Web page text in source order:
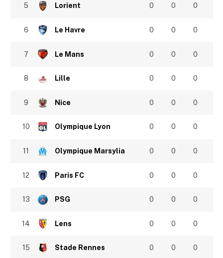
5 Lorient 0 0 0
6 Le Havre 0 0 0
7 Le Mans 0 0 0
8 Lille 0 0 0
9 Nice 0 0 0
10 Olympique Lyon 0 0 0
11 Olympique Marsylia 0 0 0
12 Paris FC 0 0 0
13 PSG 0 0 0
14 Lens 0 0 0
15 Stade Rennes 0 0 0